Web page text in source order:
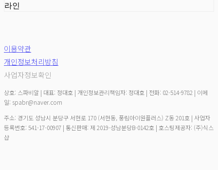
라인
이용약관
개인정보처리방침
사업자정보확인
상호: 스파비알 | 대표: 정대호 | 개인정보관리책임자: 정대호 | 전화: 02-514-9782 | 이메
일: spabr@naver.com
주소: 경기도 성남시 분당구 서현로 170 (서현동, 풍림아이원플러스) Z동 201호 | 사업자
등록번호: 541-17-00907 | 통신판매: 제 2019-성남분당B-0142호 | 호스팅제공자: (주)식스
샵